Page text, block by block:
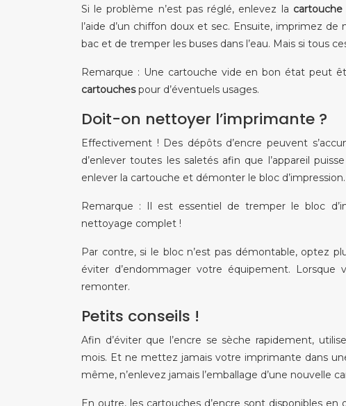
Si le problème n’est pas réglé, enlevez la cartouche
l’aide d’un chiffon doux et sec. Ensuite, imprimez
bac et de tremper les buses dans l’eau. Mais si tous
Remarque : Une cartouche vide en bon état peut
cartouchespour d’éventuels usages.
Doit-on nettoyer l’imprimante ?
Effectivement ! Des dépôts d’encre peuvent
d’enlever toutes les saletés afin que l’appareil
enlever la cartouche et démonter le bloc
Remarque : Il est essentiel de tremper le bloc
nettoyage complet !
Par contre, si le bloc n’est pas démontable, optez
éviter d’endommager votre équipement.
remonter.
Petits conseils !
Afin d’éviter que l’encre se sèche rapidement,
mois. Et ne mettez jamais votre imprimante dans
même, n’enlevez jamais l’emballage d’une nouvelle
En outre, les cartouches d’encre sont disponibles